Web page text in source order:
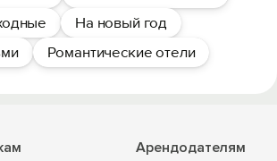
На новый год
Романтические отели
Арендодателям